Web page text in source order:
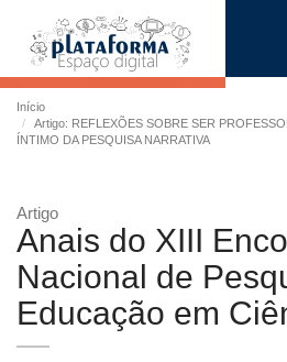
Início
Artigo: REFLEXÕES SOBRE SER
ÍNTIMO DA PESQUISA NARRATIVA
Artigo
Anais do XIII
Nacional de
Educação em